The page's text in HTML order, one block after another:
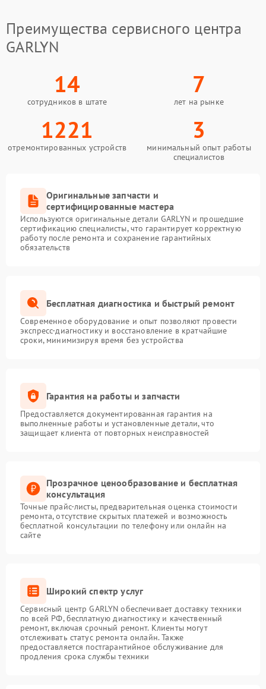
Преимущества сервисного центра
GARLYN
14
сотрудников в штате
7
лет на рынке
1221
отремонтированных устройств
3
минимальный опыт работы
специалистов
Оригинальные запчасти и
сертифицированные мастера
Используются оригинальные детали GARLYN и прошедшие
сертификацию специалисты, что гарантирует корректную
работу после ремонта и сохранение гарантийных
обязательств
Бесплатная диагностика и быстрый ремонт
Современное оборудование и опыт позволяют провести
экспресс-диагностику и восстановление в кратчайшие
сроки, минимизируя время без устройства
Гарантия на работы и запчасти
Предоставляется документированная гарантия на
выполненные работы и установленные детали, что
защищает клиента от повторных неисправностей
Прозрачное ценообразование и бесплатная
консультация
Точные прайс-листы, предварительная оценка стоимости
ремонта, отсутствие скрытых платежей и возможность
бесплатной консультации по телефону или онлайн на
сайте
Широкий спектр услуг
Сервисный центр GARLYN обеспечивает доставку техники
по всей РФ, бесплатную диагностику и качественный
ремонт, включая срочный ремонт. Клиенты могут
отслеживать статус ремонта онлайн. Также
предоставляется постгарантийное обслуживание для
продления срока службы техники